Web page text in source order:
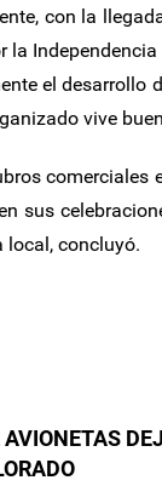
con la
la
el desarrollo
vive
comerciales
sus
local, concluyó.
AVIONETAS